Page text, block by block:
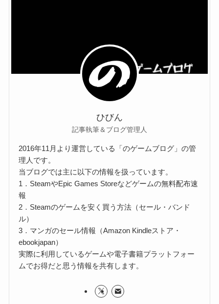
ひびん
記事執筆＆ブログ管理人
2016年11月より運営している「のゲームブログ」の管
理人です。
当ブログでは主に以下の情報を扱っています。
1．SteamやEpic Games Storeなどゲームの無料配布速
報
2．Steamのゲームを安く買う方法（セール・バンド
ル）
3．マンガのセール情報（Amazon Kindleストア・
ebookjapan）
実際に利用しているゲームや電子書籍プラットフォー
ムでお得だと思う情報を共有します。